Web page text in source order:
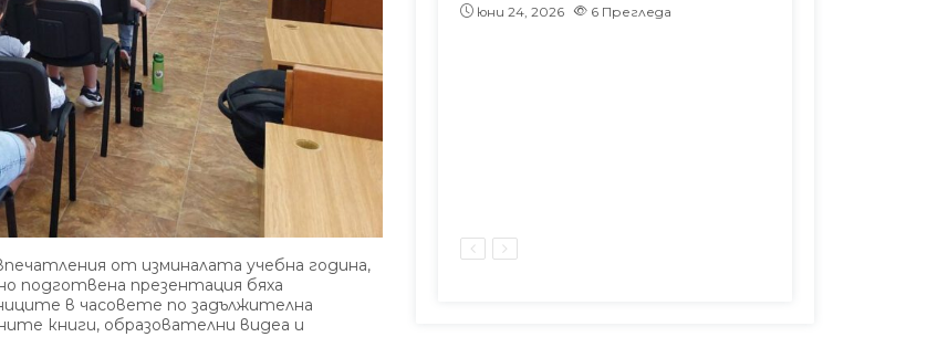
от изминалата учебна година,
подготвена презентация бяха
в часовете по задължителна
книги, образователни видеа и
юли 7, 2026 8 Прегледа юни 24, 2026 6 Прегледа